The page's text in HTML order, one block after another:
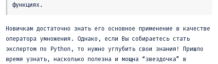
функциях.
Новичкам достаточно знать его основное применение в качестве
оператора умножения. Однако, если Вы собираетесь стать
экспертом по Python, то нужно углубить свои знания! Пришло
время узнать, насколько полезна и мощна “звездочка” в